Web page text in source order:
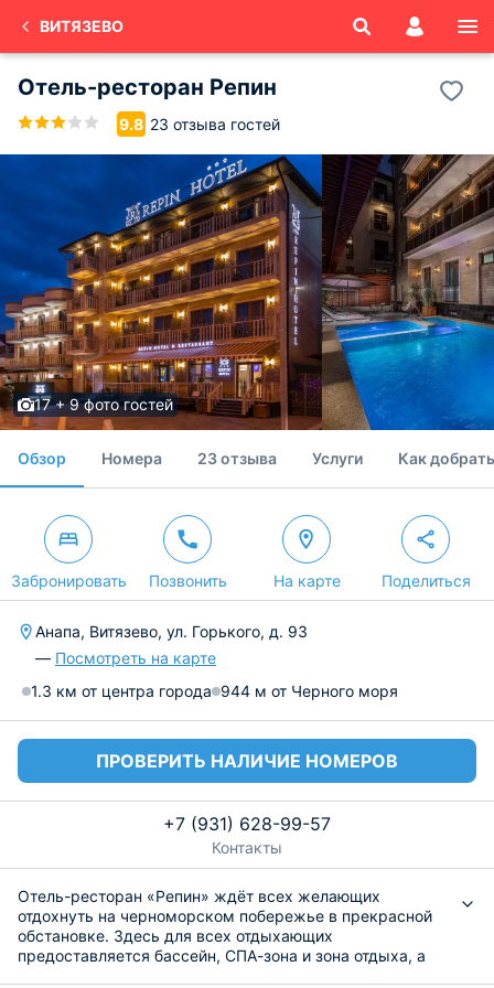
ВИТЯЗЕВО
Отель-ресторан Репин
9.8 23 отзыва гостей
17 + 9 фото гостей
Обзор Номера 23 отзыва Услуги Как
Забронировать Позвонить На карте Поделиться
Анапа, Витязево, ул. Горького, д. 93
— Посмотреть на карте
1.3 км от центра города 944 м от Черного моря
ПРОВЕРИТЬ НАЛИЧИЕ НОМЕРОВ
+7 (931) 628-99-57
Контакты
Отель-ресторан «Репин» ждёт всех желающих
отдохнуть на черноморском побережье в прекрасной
обстановке. Здесь для всех отдыхающих
предоставляется бассейн, СПА-зона и зона отдыха, а